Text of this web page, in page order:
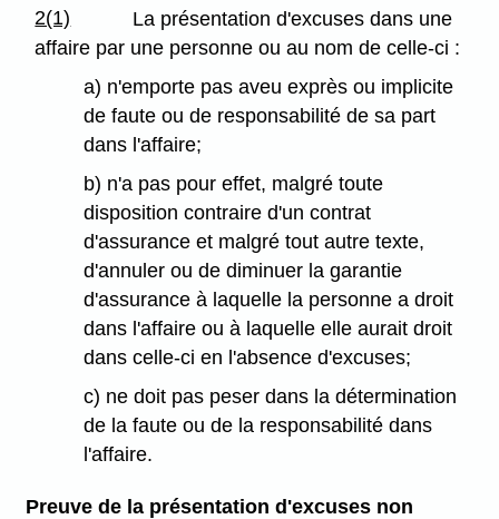
2(1)
La présentation d'excuses dans une
affaire par une personne ou au nom de celle-ci :
a) n'emporte pas aveu exprès ou implicite
de faute ou de responsabilité de sa part
dans l'affaire;
b) n'a pas pour effet, malgré toute
disposition contraire d'un contrat
d'assurance et malgré tout autre texte,
d'annuler ou de diminuer la garantie
d'assurance à laquelle la personne a droit
dans l'affaire ou à laquelle elle aurait droit
dans celle-ci en l'absence d'excuses;
c) ne doit pas peser dans la détermination
de la faute ou de la responsabilité dans
l'affaire.
Preuve de la présentation d'excuses non